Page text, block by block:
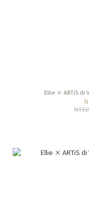
Ellie × ARTiS di